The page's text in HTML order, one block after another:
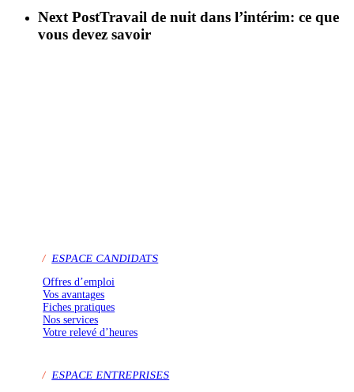
Next PostTravail de nuit dans l’intérim: ce que
vous devez savoir
/ ESPACE CANDIDATS
Offres d’emploi
Vos avantages
Fiches pratiques
Nos services
Votre relevé d’heures
/ ESPACE ENTREPRISES